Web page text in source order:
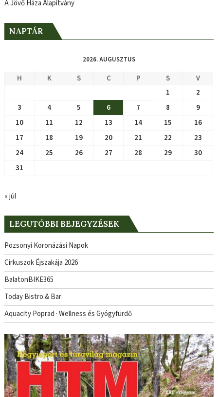
A Jövő Háza Alapítvány
NAPTÁR
2026. AUGUSZTUS
H K S C P S
V
1
2
3
4 5 6 7 8
9
10
11 12 13 14 15
16
17
18 19 20 21 22
23
24
25 26 27 28 29
30
31
« júl
LEGUTÓBBI BEJEGYZÉSEK
Pozsonyi Koronázási Napok
Cirkuszok Éjszakája 2026
BalatonBIKE365
Today Bistro & Bar
Aquacity Poprad · Wellness és Gyógyfürdő